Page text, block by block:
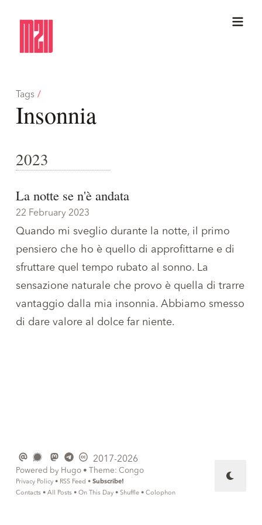
Tags /
Insonnia
2023
La notte se n'è andata
22 February 2023
Quando mi sveglio durante la notte, il primo
pensiero che ho è quello di approfittarne e di
sfruttare quel tempo rubato al sonno. La
sensazione naturale che provo è quella di trarre
vantaggio dalla mia insonnia. Abbiamo smesso
di dare valore al dolce far niente.
2017-2026
Powered by Hugo • Theme: Congo
Privacy Policy • RSS Feed • Subscribe!
Contacts • All Posts • On This Day • Shuffle • Colophon